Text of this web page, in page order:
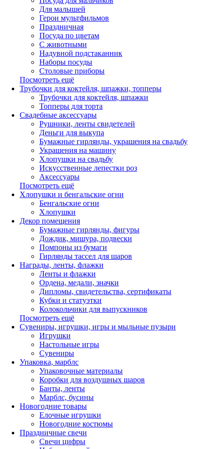
Для малышей
Герои мультфильмов
Праздничная
Посуда по цветам
С животными
Надувной подстаканник
Наборы посуды
Столовые приборы
Посмотреть ещё
Трубочки для коктейля, шпажки, топперы
Трубочки для коктейля, шпажки
Топперы для торта
Свадебные аксессуары
Рушники, ленты свидетелей
Деньги для выкупа
Бумажные гирлянды, украшения на свадьбу
Украшения на машину
Хлопушки на свадьбу
Искусственные лепестки роз
Аксессуары
Посмотреть ещё
Хлопушки и бенгальские огни
Бенгальские огни
Хлопушки
Декор помещения
Бумажные гирлянды, фигуры
Дождик, мишура, подвески
Помпоны из бумаги
Гирлянды тассел для шаров
Награды, ленты, флажки
Ленты и флажки
Ордена, медали, значки
Дипломы, свидетельства, сертификаты
Кубки и статуэтки
Колокольчики для выпускников
Посмотреть ещё
Сувениры, игрушки, игры и мыльные пузыри
Игрушки
Настольные игры
Сувениры
Упаковка, марблс
Упаковочные материалы
Коробки для воздушных шаров
Банты, ленты
Марблс, бусины
Новогодние товары
Елочные игрушки
Новогодние костюмы
Праздничные свечи
Свечи цифры